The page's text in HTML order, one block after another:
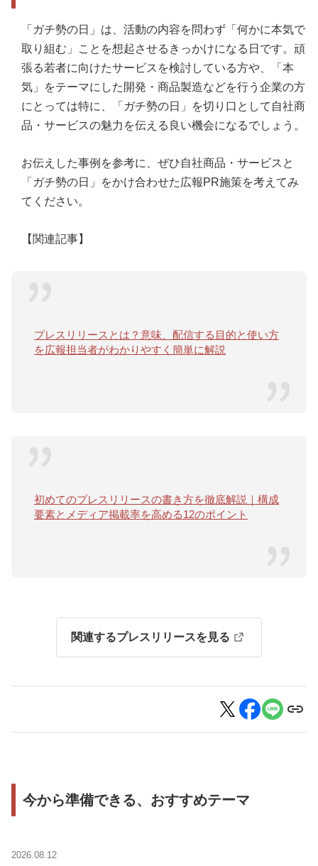
「ガチ勢の日」は、活動の内容を問わず「何かに本気で
取り組む」ことを想起させるきっかけになる日です。頑
張る若者に向けたサービスを検討している方や、「本
気」をテーマにした開発・商品製造などを行う企業の方
にとっては特に、「ガチ勢の日」を切り口として自社商
品・サービスの魅力を伝える良い機会になるでしょう。
お伝えした事例を参考に、ぜひ自社商品・サービスと
「ガチ勢の日」をかけ合わせた広報PR施策を考えてみ
てください。
【関連記事】
プレスリリースとは？意味、配信する目的と使い方
を広報担当者がわかりやすく簡単に解説
初めてのプレスリリースの書き方を徹底解説｜構成
要素とメディア掲載率を高める12のポイント
関連するプレスリリースを見る
今から準備できる、おすすめテーマ
2026.08.12